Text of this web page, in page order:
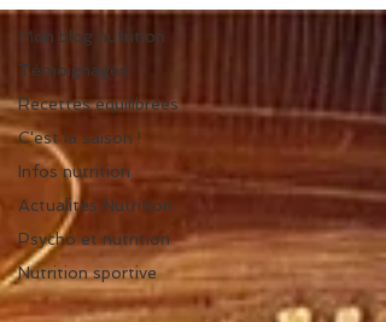
Mon blog nutrition
Témoignages
Recettes équilibrées
C'est la saison !
Infos nutrition
Actualités Nutrition
Psycho et nutrition
Nutrition sportive